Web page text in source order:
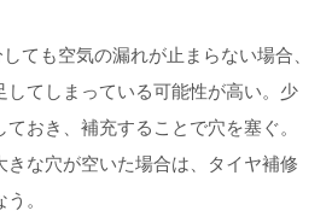
ても空気の漏れが止まらない場合、
してしまっている可能性が高い。少
おき、補充することで穴を塞ぐ。
きな穴が空いた場合は、タイヤ補修
。